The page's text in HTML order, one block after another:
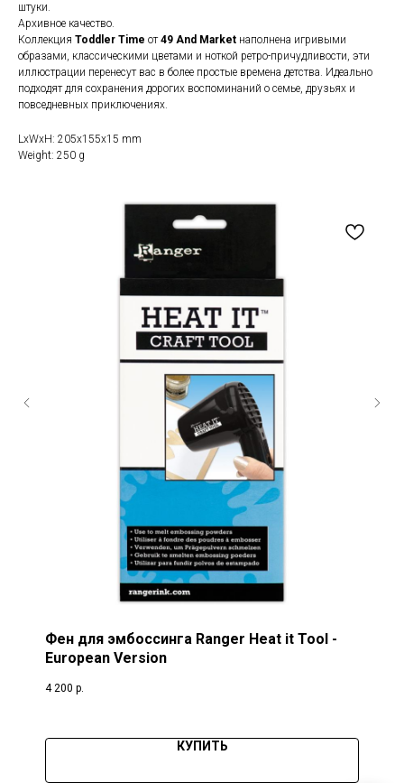
штуки.
Архивное качество.
Коллекция Toddler Time от49 And Market наполнена игривыми
образами, классическими цветами и ноткой ретро-причудливости, эти
иллюстрации перенесут вас в более простые времена детства. Идеально
подходят для сохранения дорогих воспоминаний о семье, друзьях и
повседневных приключениях.
LxWxH: 205x155x15 mm
Weight: 250 g
Фен для эмбоссинга Ranger Heat it Tool -
European Version
4 200 р.
КУПИТЬ